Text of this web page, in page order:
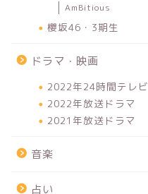
AmBitious
櫻坂46・3期生
ドラマ・映画
2022年24時間テレビ
2022年放送ドラマ
2021年放送ドラマ
音楽
占い